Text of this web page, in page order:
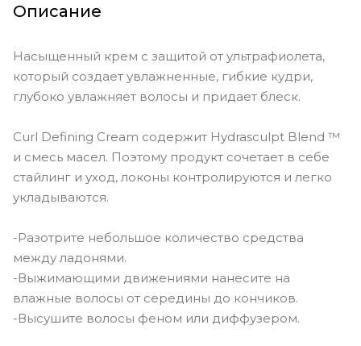
Описание
Насыщенный крем с защитой от ультрафиолета,
который создает увлажненные, гибкие кудри,
глубоко увлажняет волосы и придает блеск.
Curl Defining Cream содержит Hydrasculpt Blend ™
и смесь масел. Поэтому продукт сочетает в себе
стайлинг и уход, локоны контролируются и легко
укладываются.
-Разотрите небольшое количество средства
между ладонями.
-Выжимающими движениями нанесите на
влажные волосы от середины до кончиков.
-Высушите волосы феном или диффузером.